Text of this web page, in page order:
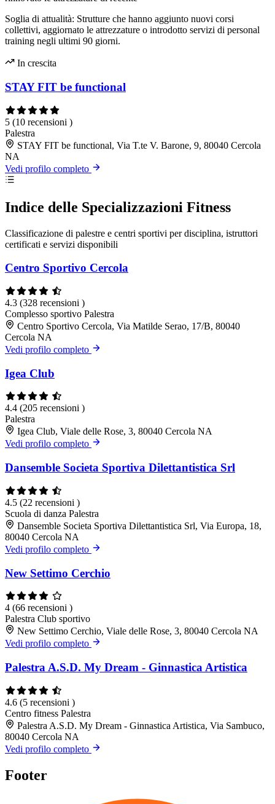
Soglia di attualità: Strutture che hanno aggiunto nuovi corsi
collettivi, aggiornato le attrezzature o introdotto servizi di personal
training negli ultimi 90 giorni.
In crescita
STAY FIT be functional
5 (10 recensioni )
Palestra
STAY FIT be functional, Via T.te V. Barone, 9, 80040 Cercola
NA
Vedi profilo completo
Indice delle Specializzazioni Fitness
Classificazione di palestre e centri sportivi per disciplina, istruttori
certificati e servizi disponibili
Centro Sportivo Cercola
4.3 (328 recensioni )
Complesso sportivo Palestra
Centro Sportivo Cercola, Via Matilde Serao, 17/B, 80040
Cercola NA
Vedi profilo completo
Igea Club
4.4 (205 recensioni )
Palestra
Igea Club, Viale delle Rose, 3, 80040 Cercola NA
Vedi profilo completo
Dansemble Societa Sportiva Dilettantistica Srl
4.5 (22 recensioni )
Scuola di danza Palestra
Dansemble Societa Sportiva Dilettantistica Srl, Via Europa, 18,
80040 Cercola NA
Vedi profilo completo
New Settimo Cerchio
4 (66 recensioni )
Palestra Club sportivo
New Settimo Cerchio, Viale delle Rose, 3, 80040 Cercola NA
Vedi profilo completo
Palestra A.S.D. My Dream - Ginnastica Artistica
4.6 (5 recensioni )
Centro fitness Palestra
Palestra A.S.D. My Dream - Ginnastica Artistica, Via Sambuco,
80040 Cercola NA
Vedi profilo completo
Footer